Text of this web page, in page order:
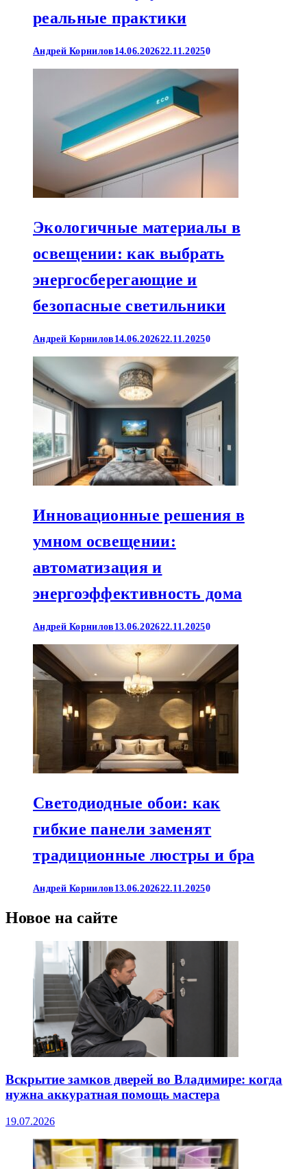
реальные практики
Андрей Корнилов 14.06.202622.11.20250
Экологичные материалы в
освещении: как выбрать
энергосберегающие и
безопасные светильники
Андрей Корнилов 14.06.202622.11.20250
Инновационные решения в
умном освещении:
автоматизация и
энергоэффективность дома
Андрей Корнилов 13.06.202622.11.20250
Светодиодные обои: как
гибкие панели заменят
традиционные люстры и бра
Андрей Корнилов 13.06.202622.11.20250
Новое на сайте
Вскрытие замков дверей во Владимире: когда
нужна аккуратная помощь мастера
19.07.2026